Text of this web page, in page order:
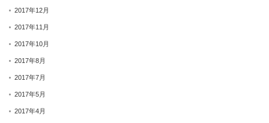
2017年12月
2017年11月
2017年10月
2017年8月
2017年7月
2017年5月
2017年4月